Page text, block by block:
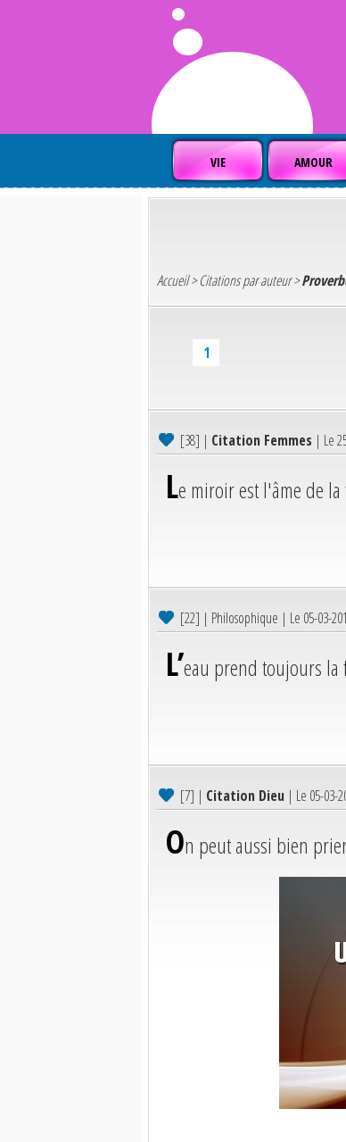
VIE AMOUR
Accueil>Citations par auteur>
1
[38] | Citation Femmes | Le
Le miroir est l'âme de
[22] | Philosophique | Le 05-03-
L’eau prend toujours la
[7] | Citation Dieu | Le 05-03-
On peut aussi bien